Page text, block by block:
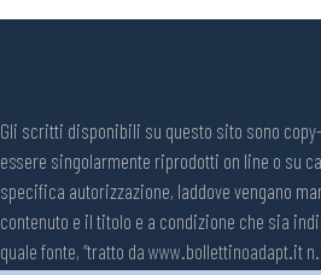
Gli scritti disponibili su questo sito sono
essere singolarmente riprodotti on line o su
specifica autorizzazione, laddove vengano
contenuto e il titolo e a condizione che sia
quale fonte, “tratto da www.bollettinoadapt.it